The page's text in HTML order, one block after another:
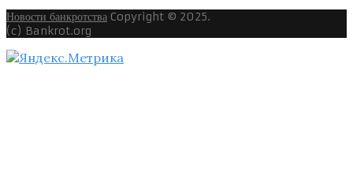
Новости банкротства Copyright © 2025.
(c) Bankrot.org